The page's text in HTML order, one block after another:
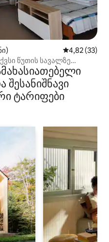
საშუალო
4,82 (33)
წუთის სავალზე
კომერციულ
ავტოფარეხამდე და
10 წუთით ადრე.
ტარიფები